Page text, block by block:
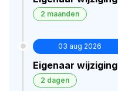
2 maanden
03 aug 2026
Eigenaar wijziging
2 dagen